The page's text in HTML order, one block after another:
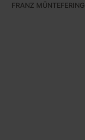
FRANZ MÜNTEFERING